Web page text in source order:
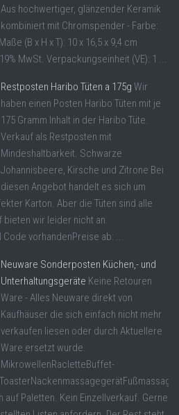
Aus hochwertiger, glänzender Keramik
kombiniert mit Chromspender - Farbe:
(B x H x T): 10 x 16,5 x 9,4 cm
MwSt. Verpackungseinheit (VE): 1 ...
Restposten Haribo Tüten a 175g Wir
haben einen Posten Haribo Tüten mit je
175 Gramm Inhalt in der Haribo Tüte.
Verkauf als Restposten mit
Mindeshaltbarkeit. Schwarze
Johannisbeere, Kirsche und Zitrone Bei
diesen Angebot handelt es sich um
Karton. Aber die Tüten sind alle
wir leider nicht an.
vorhandenPreise ab: ...
Neuware Sonderposten Küchen,- und
Unterhaltungsgeräte Keine Retouren
Ware - Alles Neuware direkt von
Kaufhäuser die sich einfach nicht mehr
verkaufen liesen oder durch Aktuellere
Ware ersetzt wurde.
MikrowellenRacletteBuffet-
Paletten. Kein Einzellverkauf. Gerne